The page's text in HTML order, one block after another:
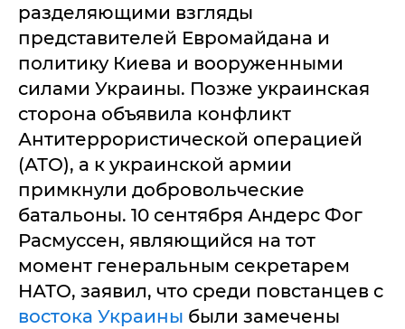
разделяющими взгляды
представителей Евромайдана и
политику Киева и вооруженными
силами Украины. Позже украинская
сторона объявила конфликт
Антитеррористической операцией
(АТО), а к украинской армии
примкнули добровольческие
батальоны. 10 сентября Андерс Фог
Расмуссен, являющийся на тот
момент генеральным секретарем
НАТО, заявил, что среди повстанцев с
востока Украины были замечены